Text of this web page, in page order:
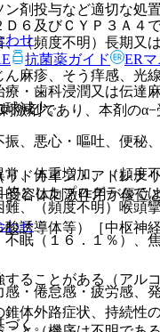
６及びＣＹＰ３Ａ４
・歯科浸潤又は伝達
激剤であり、本剤の
ドカイン・アドレナ
容体刺激作用が優位
誘導体等）［中枢神
ることがある（アル
体外路症状、持続性
剤投与など適切な処
（頻度不明）長期又
麻疹、そう痒感、光線
球減少。
、悪心・嘔吐、便秘、
、体重増加、（頻度
、（頻度不明）喉頭
眠（１６．１％）、
・倦怠感・疲労感、
づく。
わせ
抗菌薬ガイド ER
としたプログラムで
わせ